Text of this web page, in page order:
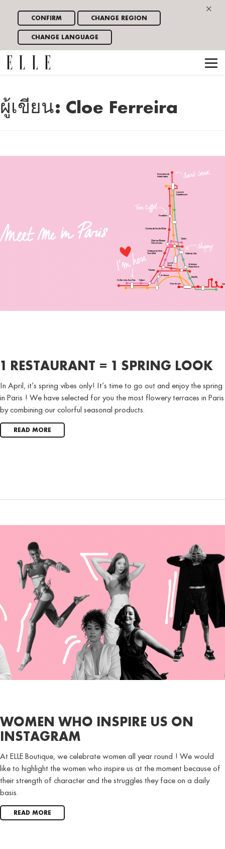
×
CONFIRM CHANGE REGION
CHANGE LANGUAGE
ผู้เขียน: Cloe Ferreira
1 RESTAURANT = 1 SPRING LOOK
In April, it’s spring vibes only! It’s time to go out and enjoy the spring
in Paris ! We have selected for you the most flowery terraces in Paris
by combining our colorful seasonal products.
READ MORE
WOMEN WHO INSPIRE US ON
INSTAGRAM
At ELLE Boutique, we celebrate women all year round ! We would
like to highlight the women who inspire us at the moment because of
their strength of character and the struggles they face on a daily
basis.
READ MORE